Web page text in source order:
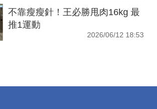
不靠瘦瘦針！王必勝甩肉16kg 最
推1運動
2026/06/12 18:53